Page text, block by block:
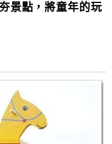
景點，將童年的玩